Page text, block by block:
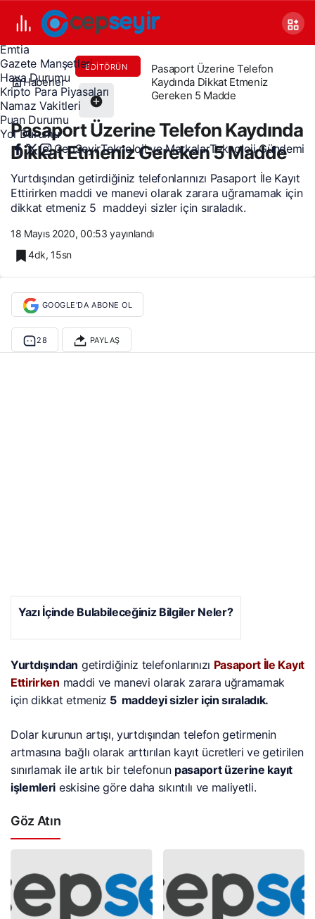
Covid 19
Döviz Kurları
Emtia
Gazete Manşetleri
Hava Durumu
Kripto Para Piyasaları
Namaz Vakitleri
Puan Durumu
Yol Durumu
CepSeyirTeknoloji ve MarkalarTeknoloji Gündemi
Haberler
EDITÖRÜN
TERCIHI
Pasaport Üzerine Telefon
Kaydında Dikkat Etmeniz
Gereken 5 Madde
Pasaport Üzerine Telefon Kaydında
Dikkat Etmeniz Gereken 5 Madde
Yurtdışından getirdiğiniz telefonlarınızı Pasaport İle Kayıt
Ettirirken maddi ve manevi olarak zarara uğramamak için
dikkat etmeniz 5 maddeyi sizler için sıraladık.
18 Mayıs 2020, 00:53 yayınlandı
4dk, 15sn
GOOGLE'DA ABONE OL
28 PAYLAŞ
Yazı İçinde Bulabileceğiniz Bilgiler Neler?
Yurtdışından getirdiğiniz telefonlarınızı Pasaport İle Kayıt
Ettirirken maddi ve manevi olarak zarara uğramamak
için dikkat etmeniz 5 maddeyi sizler için sıraladık.
Dolar kurunun artışı, yurtdışından telefon getirmenin
artmasına bağlı olarak arttırılan kayıt ücretleri ve getirilen
sınırlamak ile artık bir telefonun pasaport üzerine kayıt
işlemleri eskisine göre daha sıkıntılı ve maliyetli.
Göz Atın